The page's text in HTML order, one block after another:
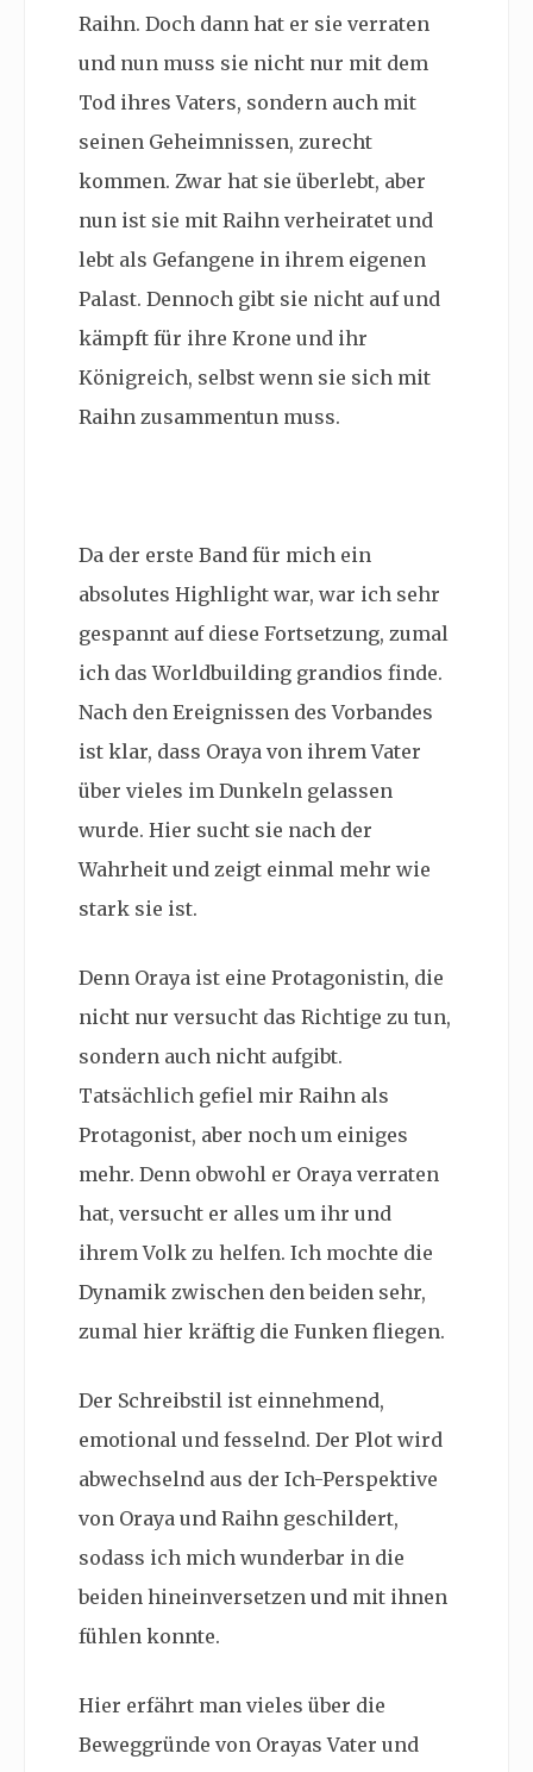
Raihn. Doch dann hat er sie verraten
und nun muss sie nicht nur mit dem
Tod ihres Vaters, sondern auch mit
seinen Geheimnissen, zurecht
kommen. Zwar hat sie überlebt, aber
nun ist sie mit Raihn verheiratet und
lebt als Gefangene in ihrem eigenen
Palast. Dennoch gibt sie nicht auf und
kämpft für ihre Krone und ihr
Königreich, selbst wenn sie sich mit
Raihn zusammentun muss.
Da der erste Band für mich ein
absolutes Highlight war, war ich sehr
gespannt auf diese Fortsetzung, zumal
ich das Worldbuilding grandios finde.
Nach den Ereignissen des Vorbandes
ist klar, dass Oraya von ihrem Vater
über vieles im Dunkeln gelassen
wurde. Hier sucht sie nach der
Wahrheit und zeigt einmal mehr wie
stark sie ist.
Denn Oraya ist eine Protagonistin, die
nicht nur versucht das Richtige zu tun,
sondern auch nicht aufgibt.
Tatsächlich gefiel mir Raihn als
Protagonist, aber noch um einiges
mehr. Denn obwohl er Oraya verraten
hat, versucht er alles um ihr und
ihrem Volk zu helfen. Ich mochte die
Dynamik zwischen den beiden sehr,
zumal hier kräftig die Funken fliegen.
Der Schreibstil ist einnehmend,
emotional und fesselnd. Der Plot wird
abwechselnd aus der Ich-Perspektive
von Oraya und Raihn geschildert,
sodass ich mich wunderbar in die
beiden hineinversetzen und mit ihnen
fühlen konnte.
Hier erfährt man vieles über die
Beweggründe von Orayas Vater und